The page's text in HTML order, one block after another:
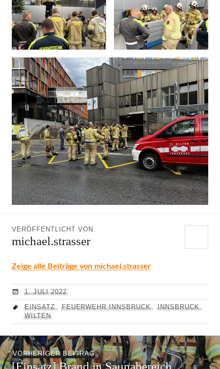
VERÖFFENTLICHT VON
michael.strasser
Zeige alle Beiträge von michael.strasser
1. JULI 2022
EINSATZ, FEUERWEHR INNSBRUCK,INNSBRUCK,
WILTEN
Beitragsnavigation
VORHERIGER BEITRAGVorheriger
Beitrag: